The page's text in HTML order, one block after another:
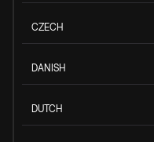
CZECH
DANISH
DUTCH